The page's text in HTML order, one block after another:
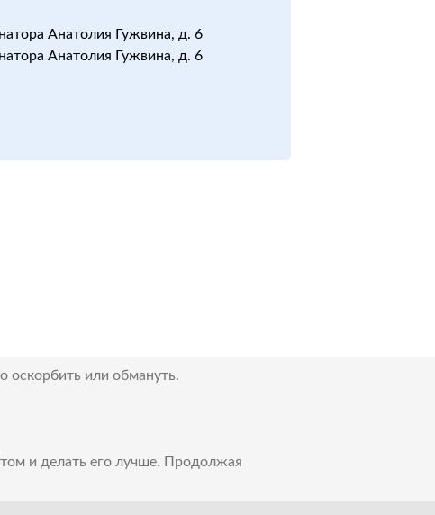
Анатолия Гужвина, д. 6
Анатолия Гужвина, д. 6
оскорбить или обмануть.
и делать его лучше. Продолжая